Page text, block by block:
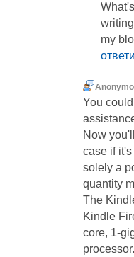
my
You
Now
case if
solely a
quantity
The
Kindle
core, 1-